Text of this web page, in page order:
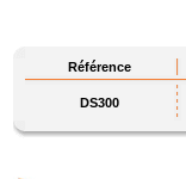
Référence
DS300